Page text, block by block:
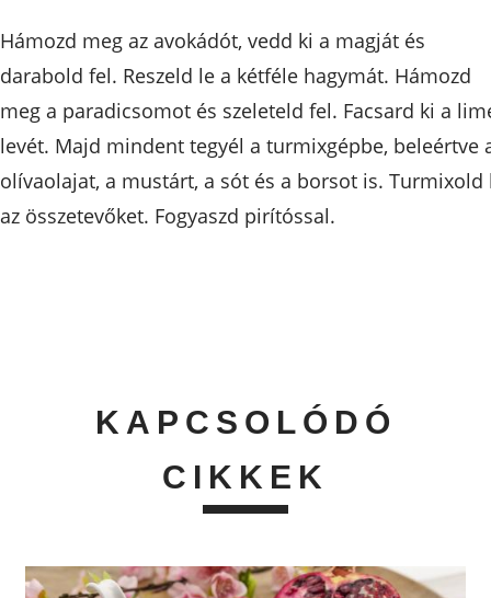
Hámozd meg az avokádót, vedd ki a magját és
darabold fel. Reszeld le a kétféle hagymát. Hámozd
meg a paradicsomot és szeleteld fel. Facsard ki a
levét. Majd mindent tegyél a turmixgépbe, beleértve
olívaolajat, a mustárt, a sót és a borsot is. Turmixold
az összetevőket. Fogyaszd pirítóssal.
KAPCSOLÓDÓ
CIKKEK